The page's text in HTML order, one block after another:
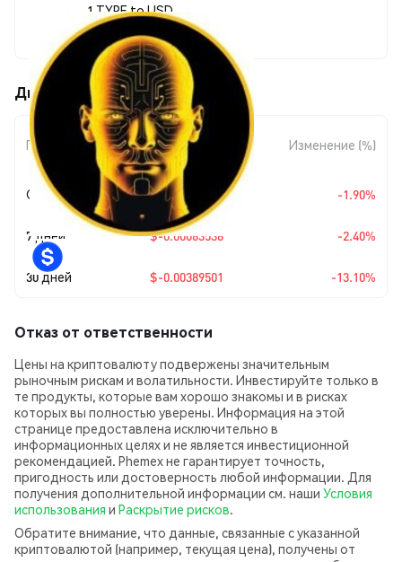
1 TYPE to USD
$0.025838
Движения цены TypeAI (TYPE)
Период
Изменение
суммы
Изменение (%)
Сегодня $-0.00050043 -1.90%
7 дней $-0.00063536 -2.40%
30 дней $-0.00389501 -13.10%
Отказ от ответственности
Цены на криптовалюту подвержены значительным
рыночным рискам и волатильности. Инвестируйте только в
те продукты, которые вам хорошо знакомы и в рисках
которых вы полностью уверены. Информация на этой
странице предоставлена исключительно в
информационных целях и не является инвестиционной
рекомендацией. Phemex не гарантирует точность,
пригодность или достоверность любой информации. Для
получения дополнительной информации см. наши Условия
использования и Раскрытие рисков.
Обратите внимание, что данные, связанные с указанной
криптовалютой (например, текущая цена), получены от